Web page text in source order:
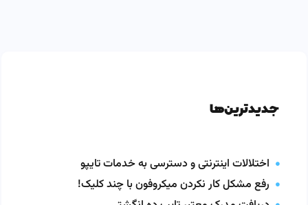
جدیدترین‌ها
اختلالات اینترنتی و دسترسی به خدمات تایپو
رفع مشکل کار نکردن میکروفون با چند کلیک!